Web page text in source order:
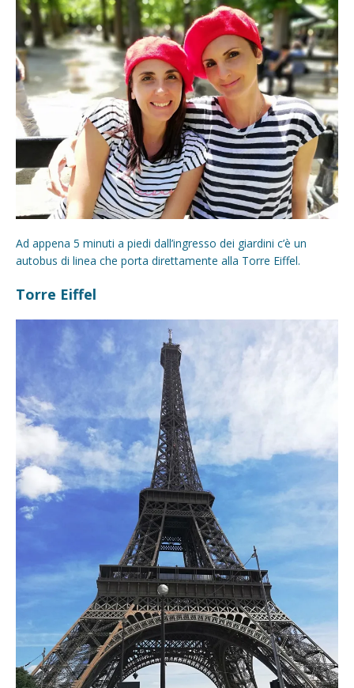
Ad appena 5 minuti a piedi dall’ingresso dei giardini c’è un
autobus di linea che porta direttamente alla Torre Eiffel.
Torre Eiffel